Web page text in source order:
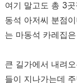
여기 말고도 총 3
동석 아저씨 분점
는 마동석 카레집
큰 길가에서 내려
들이 지나가는데